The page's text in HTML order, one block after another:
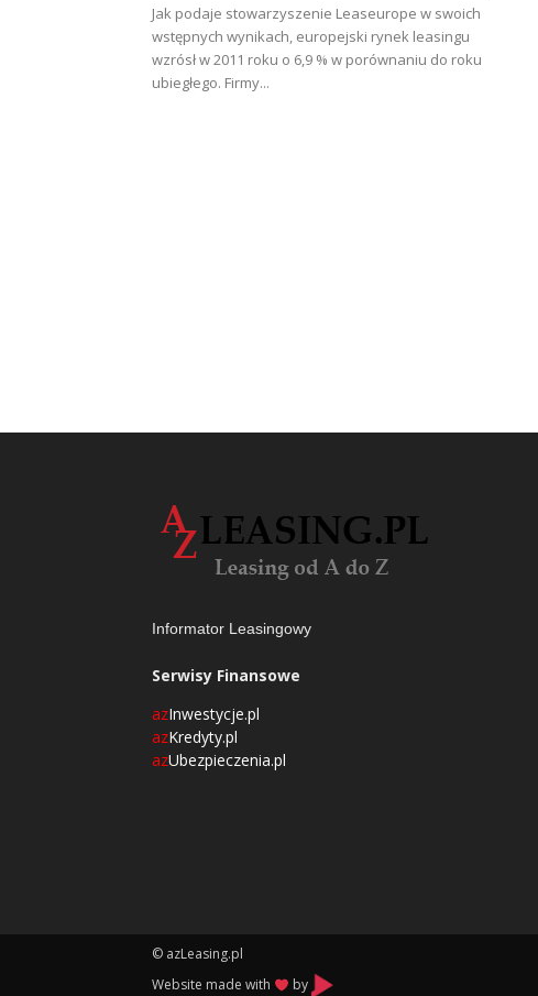
Jak podaje stowarzyszenie Leaseurope w swoich
wstępnych wynikach, europejski rynek leasingu
wzrósł w 2011 roku o 6,9 % w porównaniu do roku
ubiegłego. Firmy...
Informator Leasingowy
Serwisy Finansowe
azInwestycje.pl
azKredyty.pl
azUbezpieczenia.pl
© azLeasing.pl
Website made with
by